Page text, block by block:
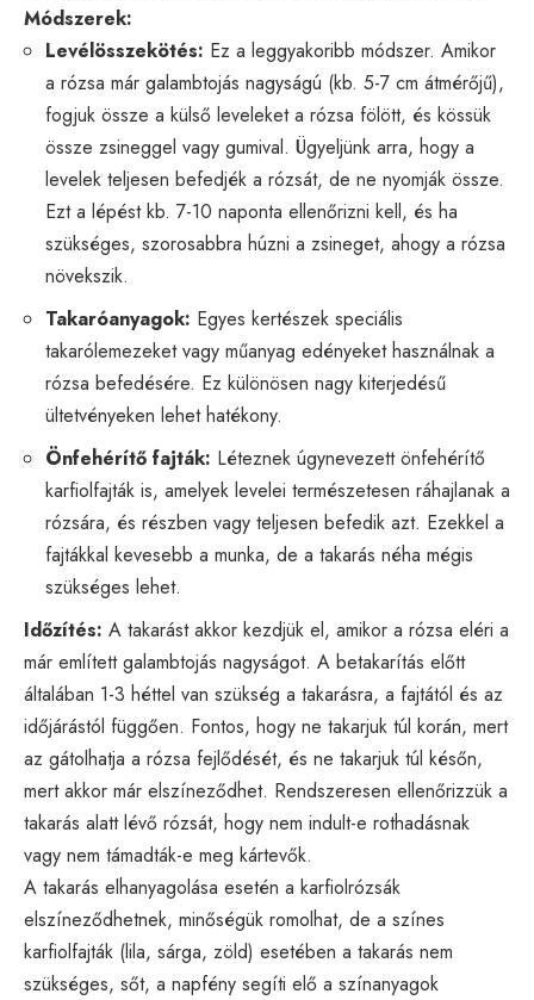
Módszerek:
Levélösszekötés: Ez a leggyakoribb módszer. Amikor
a rózsa már galambtojás nagyságú (kb. 5-7 cm átmérőjű),
fogjuk össze a külső leveleket a rózsa fölött, és kössük
össze zsineggel vagy gumival. Ügyeljünk arra, hogy a
levelek teljesen befedjék a rózsát, de ne nyomják össze.
Ezt a lépést kb. 7-10 naponta ellenőrizni kell, és ha
szükséges, szorosabbra húzni a zsineget, ahogy a rózsa
növekszik.
Takaróanyagok: Egyes kertészek speciális
takarólemezeket vagy műanyag edényeket használnak a
rózsa befedésére. Ez különösen nagy kiterjedésű
ültetvényeken lehet hatékony.
Önfehérítő fajták: Léteznek úgynevezett önfehérítő
karfiolfajták is, amelyek levelei természetesen ráhajlanak a
rózsára, és részben vagy teljesen befedik azt. Ezekkel a
fajtákkal kevesebb a munka, de a takarás néha mégis
szükséges lehet.
Időzítés: A takarást akkor kezdjük el, amikor a rózsa eléri a
már említett galambtojás nagyságot. A betakarítás előtt
általában 1-3 héttel van szükség a takarásra, a fajtától és az
időjárástól függően. Fontos, hogy ne takarjuk túl korán, mert
az gátolhatja a rózsa fejlődését, és ne takarjuk túl későn,
mert akkor már elszíneződhet. Rendszeresen ellenőrizzük a
takarás alatt lévő rózsát, hogy nem indult-e rothadásnak
vagy nem támadták-e meg kártevők.
A takarás elhanyagolása esetén a karfiolrózsák
elszíneződhetnek, minőségük romolhat, de a színes
karfiolfajták (lila, sárga, zöld) esetében a takarás nem
szükséges, sőt, a napfény segíti elő a színanyagok